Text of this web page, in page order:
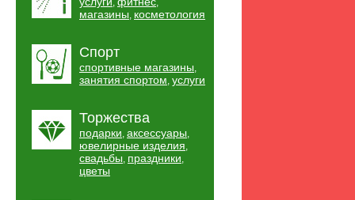
, ,
магазины, косметология
Спорт
спортивные магазины,
занятия спортом, услуги
Торжества
подарки, аксессуары,
ювелирные изделия,
свадьбы, праздники,
цветы